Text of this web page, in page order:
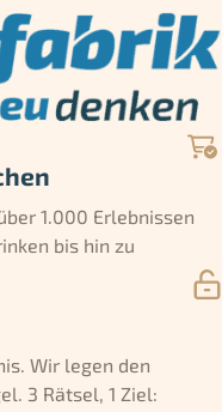
1.000 Erlebnissen
bis hin zu
Wir legen den
3 Rätsel, 1 Ziel: